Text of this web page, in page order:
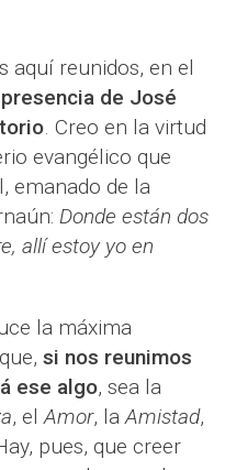
aquí reunidos, en el
de José
. Creo en la virtud
evangélico que
emanado de la
Donde están dos
allí estoy yo en
la máxima
si nos reunimos
ese algo, sea la
, elAmor, laAmistad,
pues, que creer